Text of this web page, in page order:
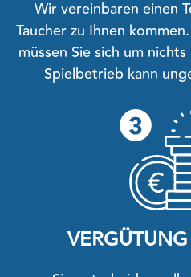
Wir vereinbaren einen
Taucher zu Ihnen
müssen Sie sich um
Spielbetrieb kann